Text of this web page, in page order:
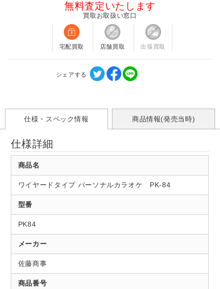
無料査定いたします
買取お取扱い窓口
宅配買取 店舗買取 出張買取
シェアする
仕様・スペック情報 商品情報(発売当時)
仕様詳細
商品名
ワイヤードタイプ パーソナルカラオケ PK-84
型番
PK84
メーカー
佐藤商事
商品番号